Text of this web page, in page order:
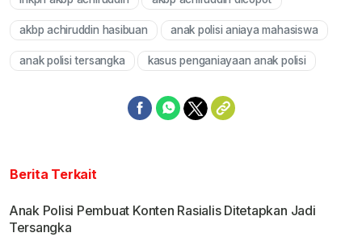
akbp achiruddin hasibuan anak polisi aniaya mahasiswa
anak polisi tersangka kasus penganiayaan anak polisi
Berita Terkait
Anak Polisi Pembuat Konten Rasialis Ditetapkan Jadi
Tersangka